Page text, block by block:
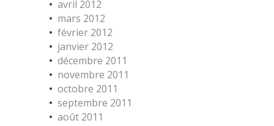
avril 2012
mars 2012
février 2012
janvier 2012
décembre 2011
novembre 2011
octobre 2011
septembre 2011
août 2011